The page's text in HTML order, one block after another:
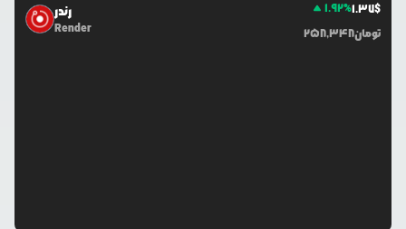
رندر
Render
1.92%1.37$
258,348تومان